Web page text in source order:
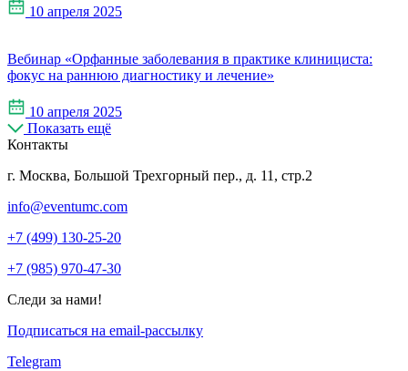
10 апреля 2025
Вебинар «Орфанные заболевания в практике клинициста:
фокус на раннюю диагностику и лечение»
10 апреля 2025
Показать ещё
Контакты
г. Москва, Большой Трехгорный пер., д. 11, стр.2
info@eventumc.com
+7 (499) 130-25-20
+7 (985) 970-47-30
Следи за нами!
Подписаться на email-рассылку
Telegram